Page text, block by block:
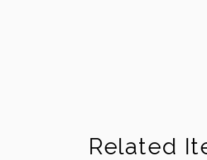
Related